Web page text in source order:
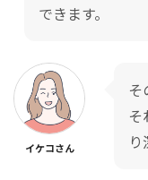
できます。
イケコさん
そ